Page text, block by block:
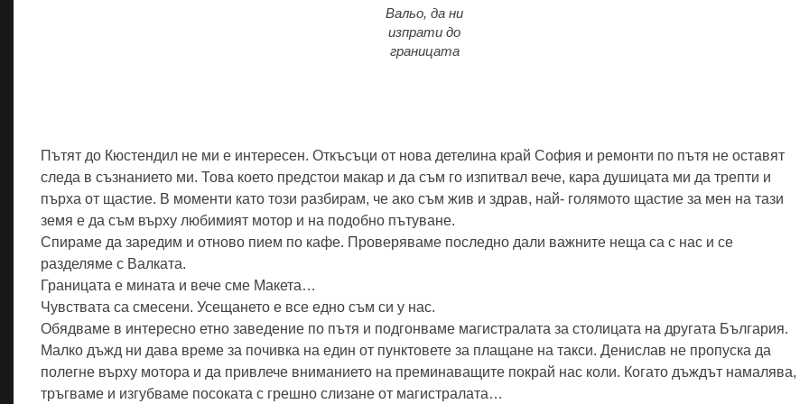
Вальо, да ни
изпрати до
границата
Пътят до Кюстендил не ми е интересен. Откъсъци от нова детелина край София и ремонти по пътя не оставят
следа в съзнанието ми. Това което предстои макар и да съм го изпитвал вече, кара душицата ми да трепти и
пърха от щастие. В моменти като този разбирам, че ако съм жив и здрав, най- голямото щастие за мен на тази
земя е да съм върху любимият мотор и на подобно пътуване.
Спираме да заредим и отново пием по кафе. Проверяваме последно дали важните неща са с нас и се
разделяме с Валката.
Границата е мината и вече сме Макета…
Чувствата са смесени. Усещането е все едно съм си у нас.
Обядваме в интересно етно заведение по пътя и подгонваме магистралата за столицата на другата България.
Малко дъжд ни дава време за почивка на един от пунктовете за плащане на такси. Денислав не пропуска да
полегне върху мотора и да привлече вниманието на преминаващите покрай нас коли. Когато дъждът намалява,
тръгваме и изгубваме посоката с грeшно слизане от магистралата…